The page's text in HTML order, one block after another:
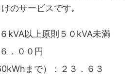
のサービスです。
kVA以上原則５０kVA未満
．００円
まで）：２３．６３